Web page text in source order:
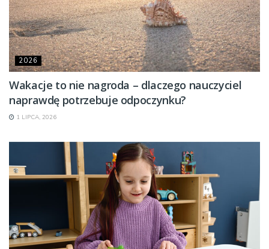
2026
Wakacje to nie nagroda – dlaczego nauczyciel
naprawdę potrzebuje odpoczynku?
1 LIPCA, 2026